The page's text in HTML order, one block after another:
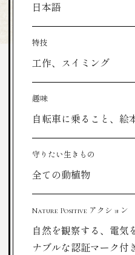
日本語
特技
工作、スイミング
趣味
自転車に乗ること、絵
守りたい生きもの
全ての動植物
Nature Positive アクション
自然を観察する、電気
ナブルな認証マーク付